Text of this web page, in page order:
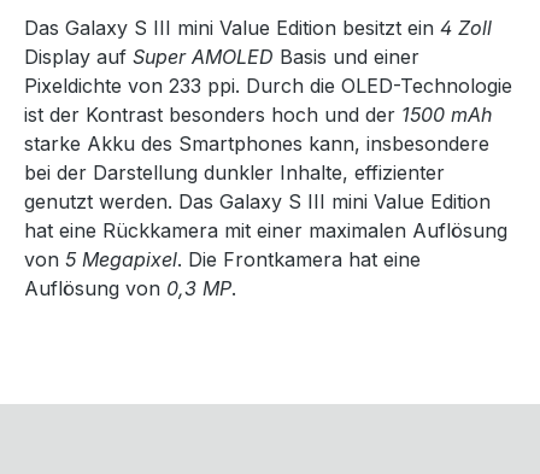
Das Galaxy S III mini Value Edition besitzt ein 4 Zoll
Display auf Super AMOLED Basis und einer
Pixeldichte von 233 ppi. Durch die OLED-Technologie
ist der Kontrast besonders hoch und der 1500 mAh
starke Akku des Smartphones kann, insbesondere
bei der Darstellung dunkler Inhalte, effizienter
genutzt werden. Das Galaxy S III mini Value Edition
hat eine Rückkamera mit einer maximalen Auflösung
von 5 Megapixel. Die Frontkamera hat eine
Auflösung von 0,3 MP.